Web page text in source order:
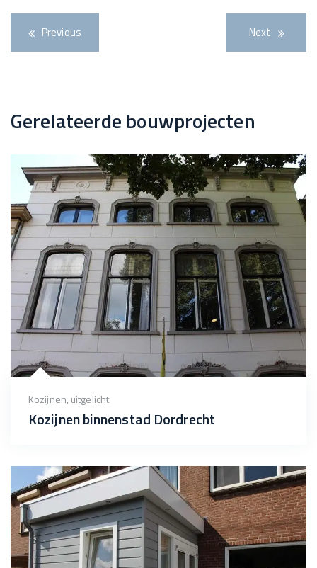
Previous Next
Gerelateerde bouwprojecten
Kozijnen, uitgelicht
Kozijnen binnenstad Dordrecht